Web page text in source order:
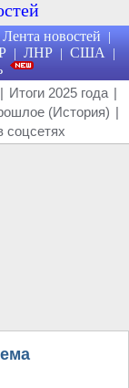
Лента новостей |
| ЛНР | США |
| Итоги 2025 года |
(История) |
соцсетях